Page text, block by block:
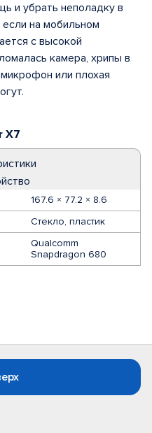
X7
167.6 × 77.2 × 8.6
Стекло, пластик
Qualcomm
Snapdragon 680
и убрать неполадку в
на мобильном
с высокой
камера, хрипы в
или плохая